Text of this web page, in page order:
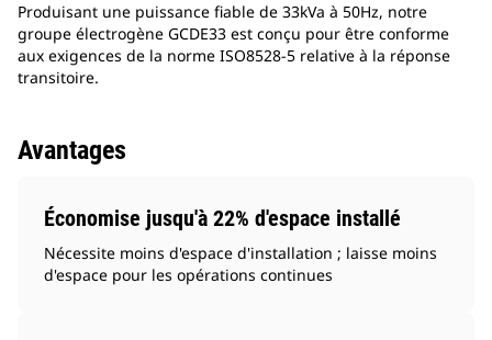
Produisant une puissance fiable de 33kVa à 50Hz, notre
groupe électrogène GCDE33 est conçu pour être conforme
aux exigences de la norme ISO8528-5 relative à la réponse
transitoire.
Avantages
Économise jusqu'à 22% d'espace installé
Nécessite moins d'espace d'installation ; laisse moins
d'espace pour les opérations continues